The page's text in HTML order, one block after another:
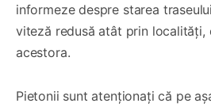
informeze despre starea
viteză redusă atât prin localități,
acestora.
Pietonii sunt atenționați că pe